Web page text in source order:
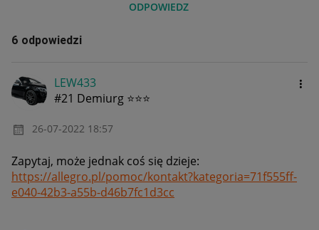
ODPOWIEDZ
6 odpowiedzi
LEW433
#21 Demiurg ⭐⭐⭐
‎26-07-2022 18:57
Zapytaj, może jednak coś się dzieje:
https://allegro.pl/pomoc/kontakt?kategoria=71f555ff-
e040-42b3-a55b-d46b7fc1d3cc